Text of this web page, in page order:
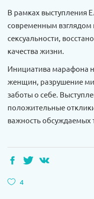
В рамках выступления
современным взглядом
сексуальности,
качества жизни.
Инициатива марафона
женщин, разрушение
заботы о себе.
положительные
важность обсуждаемых
4